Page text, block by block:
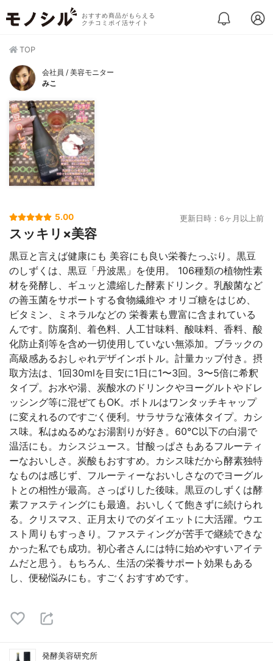
おすすめ商品がもらえる
クチコミポイ活サイト
TOP
会社員 / 美容モニター
みこ
5.00 更新日時：6ヶ月以上前
スッキリ×美容
黒豆と言えば健康にも 美容にも良い栄養たっぷり。黒豆
のしずくは、黒豆「丹波黒」を使用。 106種類の植物性素
材を発酵し、ギュッと濃縮した酵素ドリンク。乳酸菌など
の善玉菌をサポートする食物繊維や オリゴ糖をはじめ、
ビタミン、ミネラルなどの 栄養素も豊富に含まれている
んです。防腐剤、着色料、人工甘味料、酸味料、香料、酸
化防止剤等を含め一切使用していない無添加。ブラックの
高級感あるおしゃれデザインボトル。計量カップ付き。摂
取方法は、1回30mlを目安に1日に1〜3回。3〜5倍に希釈
タイプ。お水や湯、炭酸水のドリンクやヨーグルトやドレ
ッシング等に混ぜてもOK。ボトルはワンタッチキャップ
に変えれるのですごく便利。サラサラな液体タイプ。カシ
ス味。私はぬるめなお湯割りが好き。60℃以下の白湯で
温活にも。カシスジュース。甘酸っぱさもあるフルーティ
ーなおいしさ。炭酸もおすすめ。カシス味だから酵素独特
なものは感じず、フルーティーなおいしさなのでヨーグル
トとの相性が最高。さっぱりした後味。黒豆のしずくは酵
素ファスティングにも最適。おいしくて飽きずに続けられ
る。クリスマス、正月太りでのダイエットに大活躍。ウエ
スト周りもすっきり。ファスティングが苦手で継続できな
かった私でも成功。初心者さんには特に始めやすいアイテ
ムだと思う。もちろん、生活の栄養サポート効果もある
し、便秘悩みにも。すごくおすすめです。
発酵美容研究所